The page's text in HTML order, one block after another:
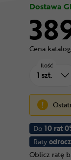
Dostawa
Cena
Do 10 rat
Raty
Oblicz ratę
Ilość